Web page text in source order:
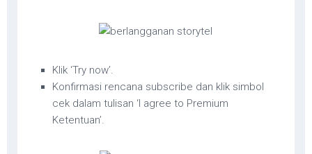
Klik ‘Try now’.
Konfirmasi rencana subscribe dan klik simbol
cek dalam tulisan ‘I agree to Premium
Ketentuan’.